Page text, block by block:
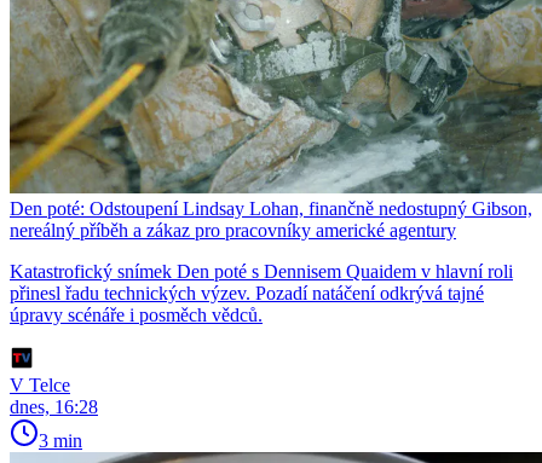
Den poté: Odstoupení Lindsay Lohan, finančně nedostupný Gibson,
nereálný příběh a zákaz pro pracovníky americké agentury
Katastrofický snímek Den poté s Dennisem Quaidem v hlavní roli
přinesl řadu technických výzev. Pozadí natáčení odkrývá tajné
úpravy scénáře i posměch vědců.
V Telce
dnes, 16:28
3 min